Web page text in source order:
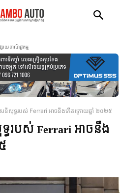
សាយពាណិជ្ជកម្ម
សនីសុទ្ធរបស់ Ferrari អាចនឹងកើតក្រោយឆ្នាំ ២០២៥
ធរបស់ Ferrari អាចនឹង